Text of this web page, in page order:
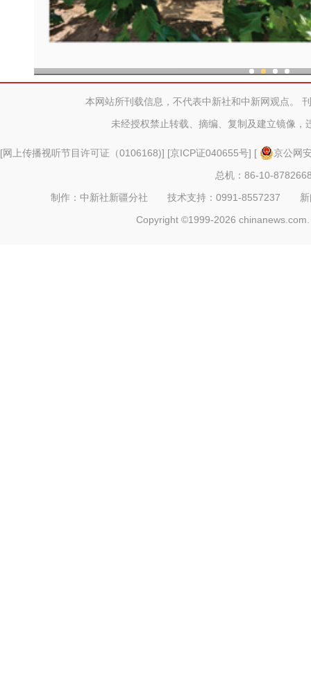
本网站所刊载信息，不代表中新社和中新网观点。
未经授权禁止转载、摘编、复制及建立镜像，
[网上传播视听节目许可证（0106168)] [京ICP证040655号] [
京公网
总机：86-10-
制作：中新社新疆分社 技术支持：0991-8557237
Copyright ©1999-2026